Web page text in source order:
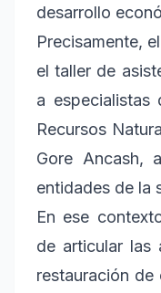
desarrollo
Precisamente,
el taller de
a especialistas
Recursos
Gore Ancash,
entidades de la
En ese
de articular las
restauración de